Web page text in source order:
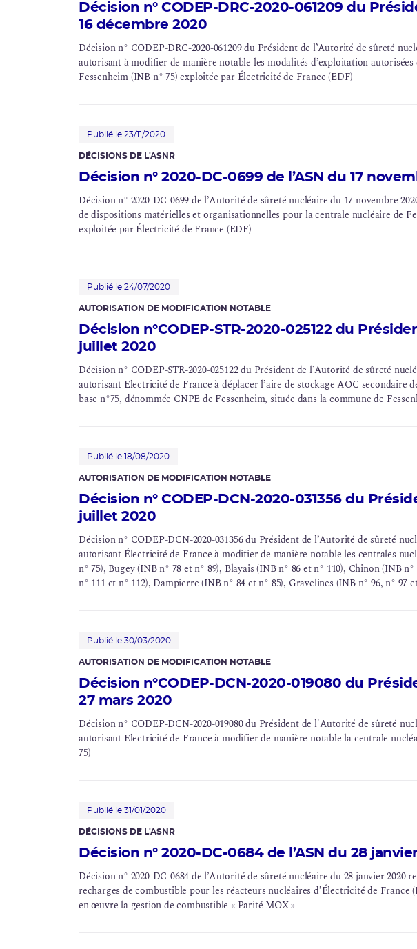
Décision n° CODEP-DRC-2020-061209 du
16 décembre 2020
Décision n° CODEP-DRC-2020-061209 du Président de l’Autorité de sûreté
autorisant à modifier de manière notable les modalités d’exploitation
Fessenheim (INB n° 75) exploitée par Électricité de France (EDF)
Publié le 23/11/2020
DÉCISIONS DE L'ASNR
Décision n° 2020-DC-0699 de l’ASN du 17
Décision n° 2020-DC-0699 de l’Autorité de sûreté nucléaire du 17 novembre
de dispositions matérielles et organisationnelles pour la centrale nucléaire de
exploitée par Électricité de France (EDF)
Publié le 24/07/2020
AUTORISATION DE MODIFICATION NOTABLE
Décision n°CODEP-STR-2020-025122 du
juillet 2020
Décision n° CODEP-STR-2020-025122 du Président de l’Autorité de sûreté
autorisant Electricité de France à déplacer l’aire de stockage AOC secondaire
base n°75, dénommée CNPEde Fessenheim, située dans la commune de
Publié le 18/08/2020
AUTORISATION DE MODIFICATION NOTABLE
Décision n° CODEP-DCN-2020-031356 du
juillet 2020
Décision n° CODEP-DCN-2020-031356 du Président de l’Autorité de sûreté
autorisant Électricité de France à modifier de manière notable les centrales
n° 75), Bugey (INB n° 78 et n° 89), Blayais (INB n° 86 et n° 110), Chinon (INB
n° 111 et n° 112), Dampierre (INB n° 84 et n° 85), Gravelines (INB n° 96, n° 97
et n° 137), Chooz (INB n° 139 et n° 144) et Civaux (INB n° 158 et n° 159)
Publié le 30/03/2020
AUTORISATION DE MODIFICATION NOTABLE
Décision n°CODEP-DCN-2020-019080 du
27 mars 2020
Décision n° CODEP-DCN-2020-019080 du Président de l'Autorité de sûreté
autorisant Electricité de France à modifier de manière notable la centrale
75)
Publié le 31/01/2020
DÉCISIONS DE L'ASNR
Décision n° 2020-DC-0684 de l’ASN du 28
Décision n° 2020-DC-0684 de l’Autorité de sûreté nucléaire du 28 janvier 2020
recharges de combustible pour les réacteurs nucléaires d’Électricité de France
en œuvre la gestion de combustible « Parité MOX»